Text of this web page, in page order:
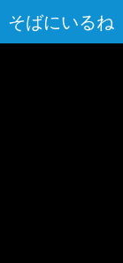
そばにいるね